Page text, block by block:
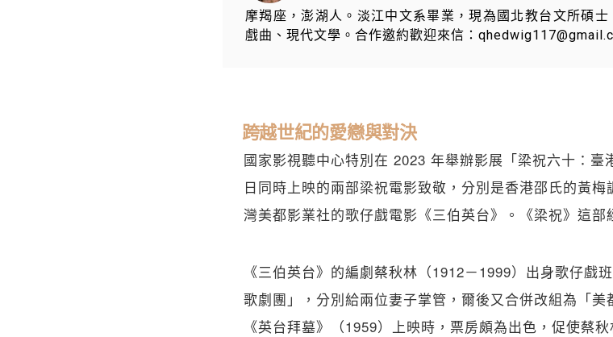
摩羯座，澎湖人。淡江中文系畢業，現為國北教台文所碩
戲曲、現代文學。合作邀約歡迎來信：
跨越世紀的愛戀與對決
國家影視聽中心特別在 2023 年舉辦影展「梁祝六十：
日同時上映的兩部梁祝電影致敬，分別是香港邵氏的黃
灣美都影業社的歌仔戲電影《三伯英台》。《梁祝》這部
《三伯英台》的編劇蔡秋林（1912－1999）出身歌仔戲
歌劇團」，分別給兩位妻子掌管，爾後又合併改組為「美
《英台拜墓》（1959）上映時，票房頗為出色，促使蔡